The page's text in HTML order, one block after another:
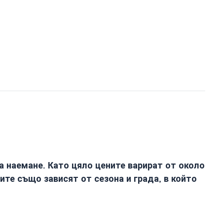
Като цяло цените варират от около
също зависят от сезона и града, в който